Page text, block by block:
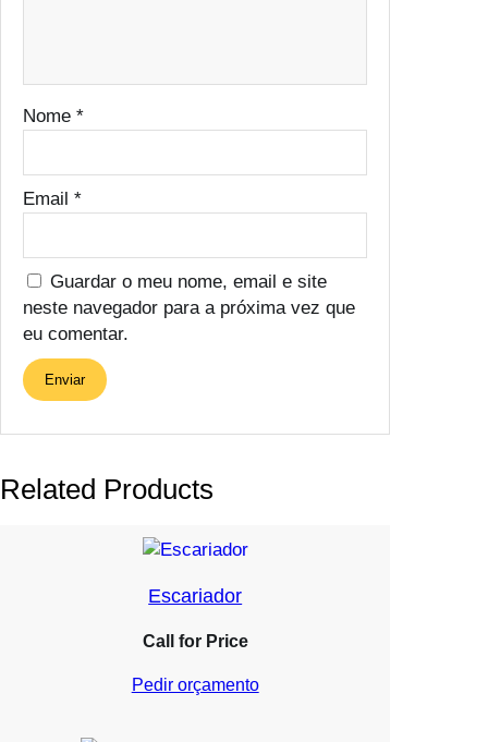
Nome *
Email *
Guardar o meu nome, email e site
neste navegador para a próxima vez que
eu comentar.
Related Products
Escariador
Call for Price
Pedir orçamento